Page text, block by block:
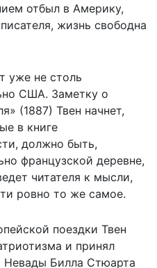
отбыл в Америку,
жизнь свободна
уже не столь
США. Заметку о
(1887) Твен начнет,
в книге
должно быть,
французской деревне,
читателя к мысли,
ровно то же самое.
поездки Твен
и принял
Невады Билла Стюарта